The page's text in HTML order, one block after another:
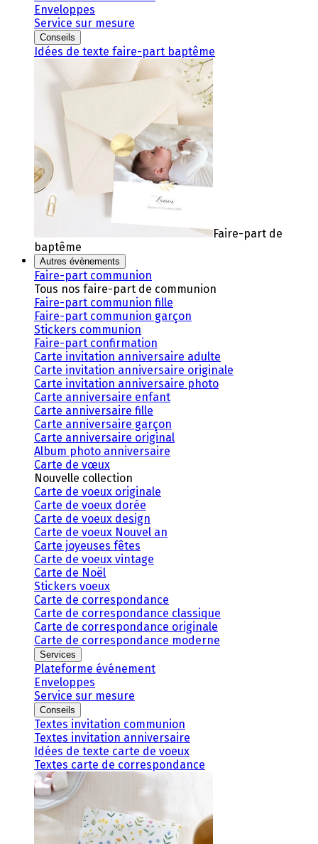
Enveloppes
Service sur mesure
Conseils
Idées de texte faire-part baptême
Faire-part de
baptême
Autres évènements
Faire-part communion
Tous nos faire-part de communion
Faire-part communion fille
Faire-part communion garçon
Stickers communion
Faire-part confirmation
Carte invitation anniversaire adulte
Carte invitation anniversaire originale
Carte invitation anniversaire photo
Carte anniversaire enfant
Carte anniversaire fille
Carte anniversaire garçon
Carte anniversaire original
Album photo anniversaire
Carte de vœux
Nouvelle collection
Carte de voeux originale
Carte de voeux dorée
Carte de voeux design
Carte de voeux Nouvel an
Carte joyeuses fêtes
Carte de voeux vintage
Carte de Noël
Stickers voeux
Carte de correspondance
Carte de correspondance classique
Carte de correspondance originale
Carte de correspondance moderne
Services
Plateforme événement
Enveloppes
Service sur mesure
Conseils
Textes invitation communion
Textes invitation anniversaire
Idées de texte carte de voeux
Textes carte de correspondance